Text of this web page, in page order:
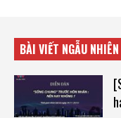
BÀI VIẾT NGẪU NHIÊN